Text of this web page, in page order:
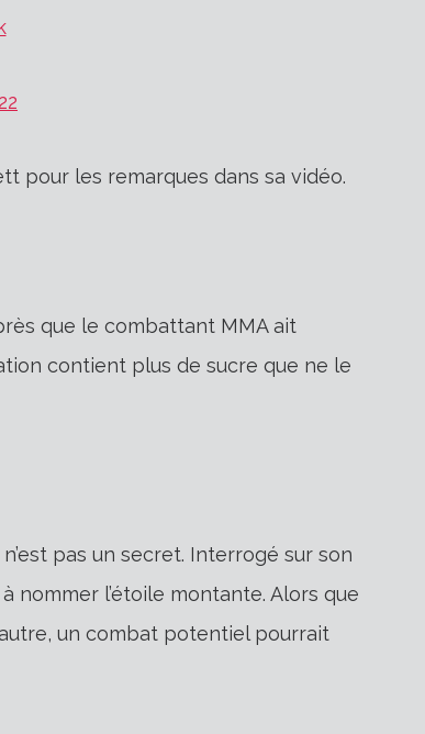
pour les remarques dans sa vidéo.
que le combattant MMA ait
contient plus de sucre que ne le
pas un secret. Interrogé sur son
nommer l’étoile montante. Alors que
un combat potentiel pourrait